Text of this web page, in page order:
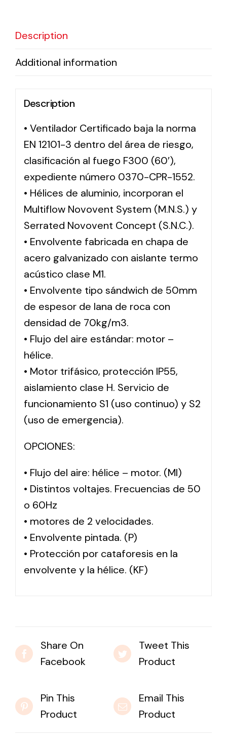
Description
Additional information
Description
• Ventilador Certificado baja la norma
EN 12101-3 dentro del área de riesgo,
clasificación al fuego F300 (60′),
expediente número 0370-CPR-1552.
• Hélices de aluminio, incorporan el
Multiflow Novovent System (M.N.S.) y
Serrated Novovent Concept (S.N.C.).
• Envolvente fabricada en chapa de
acero galvanizado con aislante termo
acústico clase M1.
• Envolvente tipo sándwich de 50mm
de espesor de lana de roca con
densidad de 70kg/m3.
• Flujo del aire estándar: motor –
hélice.
• Motor trifásico, protección IP55,
aislamiento clase H. Servicio de
funcionamiento S1 (uso continuo) y S2
(uso de emergencia).
OPCIONES:
• Flujo del aire: hélice – motor. (MI)
• Distintos voltajes. Frecuencias de 50
o 60Hz
• motores de 2 velocidades.
• Envolvente pintada. (P)
• Protección por cataforesis en la
envolvente y la hélice. (KF)
Share On
Facebook
Tweet This
Product
Pin This
Product
Email This
Product